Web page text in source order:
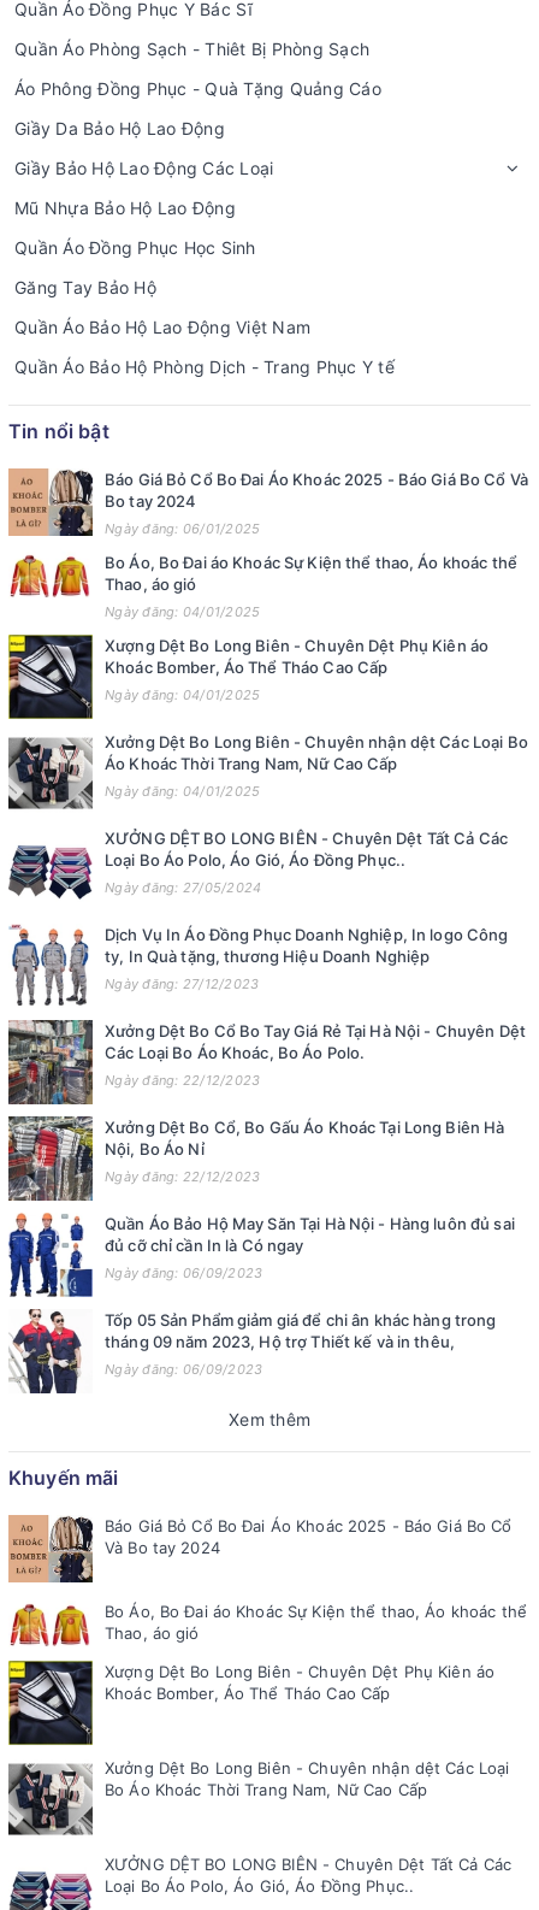
Quần Áo Đồng Phục Y Bác Sĩ
Quần Áo Phòng Sạch - Thiêt Bị Phòng Sạch
Áo Phông Đồng Phục - Quà Tặng Quảng Cáo
Giầy Da Bảo Hộ Lao Động
Giầy Bảo Hộ Lao Động Các Loại
Mũ Nhựa Bảo Hộ Lao Động
Quần Áo Đồng Phục Học Sinh
Găng Tay Bảo Hộ
Quần Áo Bảo Hộ Lao Động Việt Nam
Quần Áo Bảo Hộ Phòng Dịch - Trang Phục Y tế
Tin nổi bật
Báo Giá Bỏ Cổ Bo Đai Áo Khoác 2025 - Báo Giá Bo Cổ Và
Bo tay 2024
Ngày đăng: 06/01/2025
Bo Áo, Bo Đai áo Khoác Sự Kiện thể thao, Áo khoác thể
Thao, áo gió
Ngày đăng: 04/01/2025
Xượng Dệt Bo Long Biên - Chuyên Dệt Phụ Kiên áo
Khoác Bomber, Áo Thể Tháo Cao Cấp
Ngày đăng: 04/01/2025
Xưởng Dệt Bo Long Biên - Chuyên nhận dệt Các Loại Bo
Áo Khoác Thời Trang Nam, Nữ Cao Cấp
Ngày đăng: 04/01/2025
XƯỞNG DỆT BO LONG BIÊN - Chuyên Dệt Tất Cả Các
Loại Bo Áo Polo, Áo Gió, Áo Đồng Phục..
Ngày đăng: 27/05/2024
Dịch Vụ In Áo Đồng Phục Doanh Nghiệp, In logo Công
ty, In Quà tặng, thương Hiệu Doanh Nghiệp
Ngày đăng: 27/12/2023
Xưởng Dệt Bo Cổ Bo Tay Giá Rẻ Tại Hà Nội - Chuyên Dệt
Các Loại Bo Áo Khoác, Bo Áo Polo.
Ngày đăng: 22/12/2023
Xưởng Dệt Bo Cổ, Bo Gấu Áo Khoác Tại Long Biên Hà
Nội, Bo Áo Nỉ
Ngày đăng: 22/12/2023
Quần Áo Bảo Hộ May Săn Tại Hà Nội - Hàng luôn đủ sai
đủ cỡ chỉ cần In là Có ngay
Ngày đăng: 06/09/2023
Tốp 05 Sản Phẩm giảm giá để chi ân khác hàng trong
tháng 09 năm 2023, Hộ trợ Thiết kế và in thêu,
Ngày đăng: 06/09/2023
Xem thêm
Khuyến mãi
Báo Giá Bỏ Cổ Bo Đai Áo Khoác 2025 - Báo Giá Bo Cổ
Và Bo tay 2024
Bo Áo, Bo Đai áo Khoác Sự Kiện thể thao, Áo khoác thể
Thao, áo gió
Xượng Dệt Bo Long Biên - Chuyên Dệt Phụ Kiên áo
Khoác Bomber, Áo Thể Tháo Cao Cấp
Xưởng Dệt Bo Long Biên - Chuyên nhận dệt Các Loại
Bo Áo Khoác Thời Trang Nam, Nữ Cao Cấp
XƯỞNG DỆT BO LONG BIÊN - Chuyên Dệt Tất Cả Các
Loại Bo Áo Polo, Áo Gió, Áo Đồng Phục..